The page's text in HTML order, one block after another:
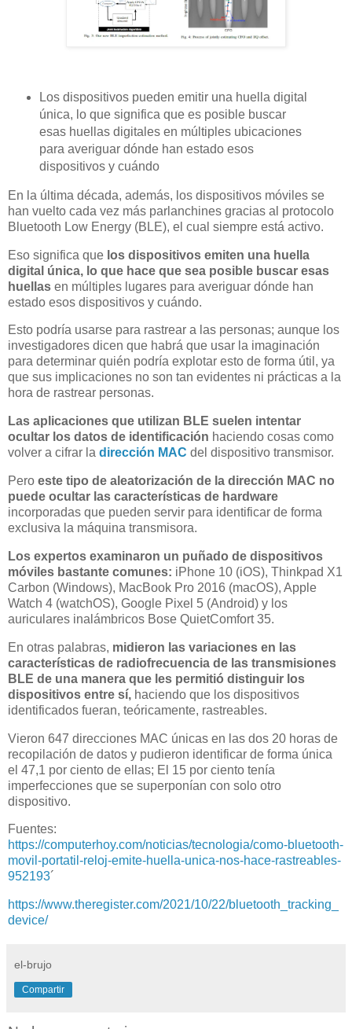
Los dispositivos pueden emitir una huella digital
única, lo que significa que es posible buscar
esas huellas digitales en múltiples ubicaciones
para averiguar dónde han estado esos
dispositivos y cuándo
En la última década, además, los dispositivos móviles se
han vuelto cada vez más parlanchines gracias al protocolo
Bluetooth Low Energy (BLE), el cual siempre está activo.
Eso significa que los dispositivos emiten una huella
digital única, lo que hace que sea posible buscar esas
huellas en múltiples lugares para averiguar dónde han
estado esos dispositivos y cuándo.
Esto podría usarse para rastrear a las personas; aunque los
investigadores dicen que habrá que usar la imaginación
para determinar quién podría explotar esto de forma útil, ya
que sus implicaciones no son tan evidentes ni prácticas a la
hora de rastrear personas.
Las aplicaciones que utilizan BLE suelen intentar
ocultar los datos de identificación haciendo cosas como
volver a cifrar la dirección MAC del dispositivo transmisor.
Pero este tipo de aleatorización de la dirección MAC no
puede ocultar las características de hardware
incorporadas que pueden servir para identificar de forma
exclusiva la máquina transmisora.
Los expertos examinaron un puñado de dispositivos
móviles bastante comunes: iPhone 10 (iOS), Thinkpad X1
Carbon (Windows), MacBook Pro 2016 (macOS), Apple
Watch 4 (watchOS), Google Pixel 5 (Android) y los
auriculares inalámbricos Bose QuietComfort 35.
En otras palabras, midieron las variaciones en las
características de radiofrecuencia de las transmisiones
BLE de una manera que les permitió distinguir los
dispositivos entre sí, haciendo que los dispositivos
identificados fueran, teóricamente, rastreables.
Vieron 647 direcciones MAC únicas en las dos 20 horas de
recopilación de datos y pudieron identificar de forma única
el 47,1 por ciento de ellas; El 15 por ciento tenía
imperfecciones que se superponían con solo otro
dispositivo.
Fuentes:
https://computerhoy.com/noticias/tecnologia/como-bluetooth-
movil-portatil-reloj-emite-huella-unica-nos-hace-rastreables-
952193´
https://www.theregister.com/2021/10/22/bluetooth_tracking_
device/
el-brujo
Compartir